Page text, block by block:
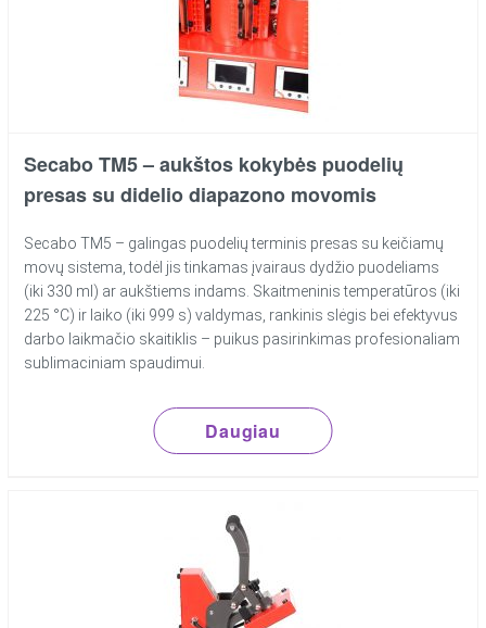
Secabo TM5 – aukštos kokybės puodelių
presas su didelio diapazono movomis
Secabo TM5 – galingas puodelių terminis presas su keičiamų
movų sistema, todėl jis tinkamas įvairaus dydžio puodeliams
(iki 330 ml) ar aukštiems indams. Skaitmeninis temperatūros (iki
225 °C) ir laiko (iki 999 s) valdymas, rankinis slėgis bei efektyvus
darbo laikmačio skaitiklis – puikus pasirinkimas profesionaliam
sublimaciniam spaudimui.
Daugiau